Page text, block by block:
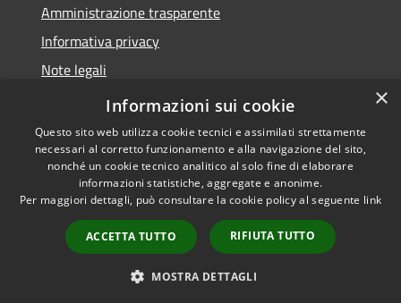
Amministrazione trasparente
Informativa privacy
Note legali
Dichiarazione di accessibilità
Accessibilità
Copyright © 2026 • Comune di
Desio • Powered by
Municipium•
Accesso
redazione
×
Informazioni sui cookie
Questo sito web utilizza cookie tecnici e assimilati strettamente
necessari al corretto funzionamento e alla navigazione del sito,
nonché un cookie tecnico analitico al solo fine di elaborare
informazioni statistiche, aggregate e anonime.
Per maggiori dettagli, può consultare la cookie policy al seguente link
ACCETTA TUTTO RIFIUTA TUTTO
MOSTRA DETTAGLI